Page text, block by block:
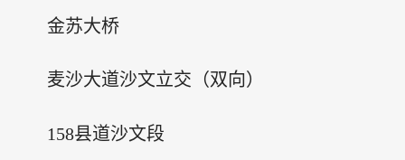
金苏大桥
麦沙大道沙文立交（双向）
158县道沙文段